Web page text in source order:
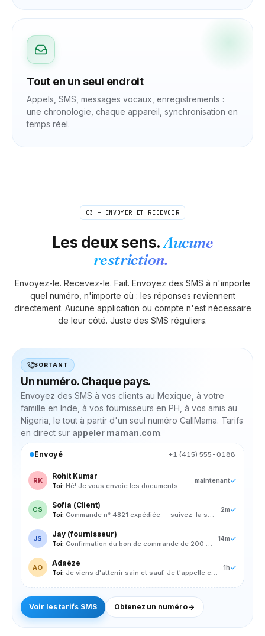
Tout en un seul endroit
Appels, SMS, messages vocaux, enregistrements :
une chronologie, chaque appareil, synchronisation en
temps réel.
03 — ENVOYER ET RECEVOIR
Les deux sens.Aucune
restriction.
Envoyez-le. Recevez-le. Fait. Envoyez des SMS à n'importe
quel numéro, n'importe où : les réponses reviennent
directement. Aucune application ou compte n'est nécessaire
de leur côté. Juste des SMS réguliers.
SORTANT
Un numéro. Chaque pays.
Envoyez des SMS à vos clients au Mexique, à votre
famille en Inde, à vos fournisseurs en PH, à vos amis au
Nigeria, le tout à partir d'un seul numéro CallMama. Tarifs
en direct sur appeler maman.com.
Envoyé +1 (415) 555-0188
RK Rohit Kumar
Toi: Hé! Je vous envoie les documents maintenant.
maintenant
CS Sofia (Client)
Toi: Commande n° 4821 expédiée — suivez-la sur cm.io/t/4821
2m
JS Jay (fournisseur)
Toi: Confirmation du bon de commande de 200 unités pour mai.
14m
AO Adaèze
Toi: Je viens d'atterrir sain et sauf. Je t'appelle ce soir.
1h
Voir les tarifs SMS Obtenez un numéro